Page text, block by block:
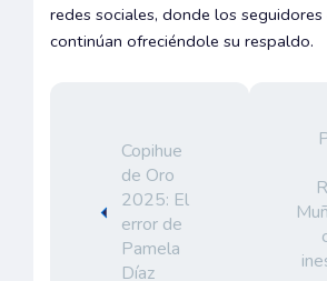
redes sociales, donde los
continúan ofreciéndole su respaldo.
Copihue
de Oro
2025: El
error de
Pamela
Díaz